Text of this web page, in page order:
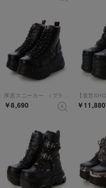
厚底スニーカー （ブラック）
￥8,690 ￥11,880